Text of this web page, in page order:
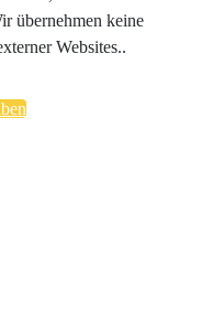
übernehmen keine
Websites..